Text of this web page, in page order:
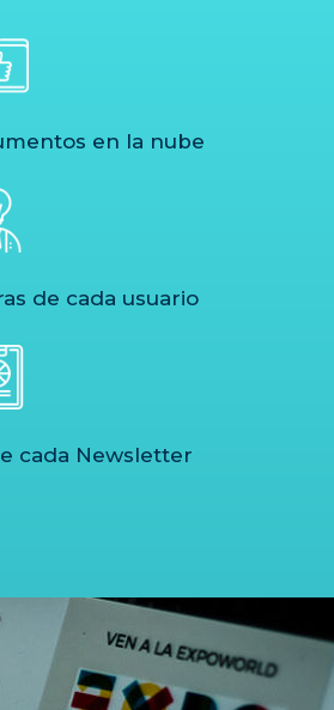
en la nube
de cada usuario
cada Newsletter